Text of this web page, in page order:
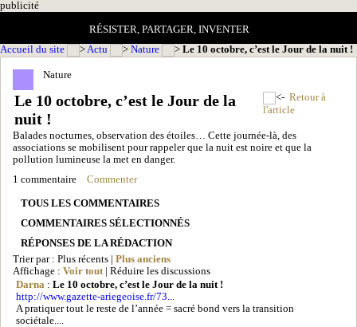
publicité
RÉSISTER, PARTAGER, INVENTER
Accueil du site
Actu Nature Le 10 octobre, c’est le Jour de la nuit !
Nature
Le 10 octobre, c’est le Jour de la
nuit !
Retour à
l'article
Balades nocturnes, observation des étoiles… Cette journée-là, des
associations se mobilisent pour rappeler que la nuit est noire et que la
pollution lumineuse la met en danger.
1 commentaire
Commenter
TOUS LES COMMENTAIRES
COMMENTAIRES SÉLECTIONNÉS
RÉPONSES DE LA RÉDACTION
Trier par : Plus récents | Plus anciens
Affichage : Voir tout | Réduire les discussions
Darna : Le 10 octobre, c’est le Jour de la nuit !
http://www.gazette-ariegeoise.fr/73...
A pratiquer tout le reste de l’année = sacré bond vers la transition
sociétale....